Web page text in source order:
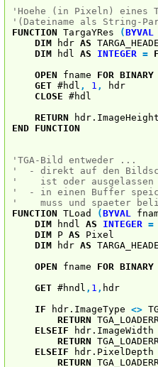
'Hoehe (in Pixeln) eines
'(Dateiname als String-
FUNCTION TargaYRes (BYVAL
DIM hdr AS
DIM hdl AS INTEGER =
OPEN fname FOR BINARY
GET #hdl , 1 ,
hdr
CLOSE #hdl
RETURN
END FUNCTION
'TGA-Bild entweder ...
' - direkt auf den
' ist oder
' - in einen Buffer
' muss und spaeter
FUNCTION TLoad (BYVAL
DIM hndl AS INTEGER =
DIM P AS Pixel
DIM hdr AS
OPEN fname FOR BINARY
GET #hndl , 1 , hdr
IF hdr.ImageType <>
RETURN
ELSEIF
RETURN
ELSEIF
RETURN